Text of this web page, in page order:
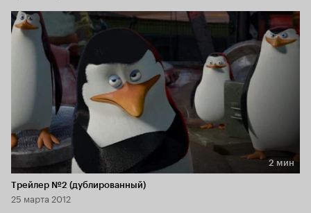
Длительность 2 мин
2 мин
Трейлер №2 (дублированный)
25 марта 2012